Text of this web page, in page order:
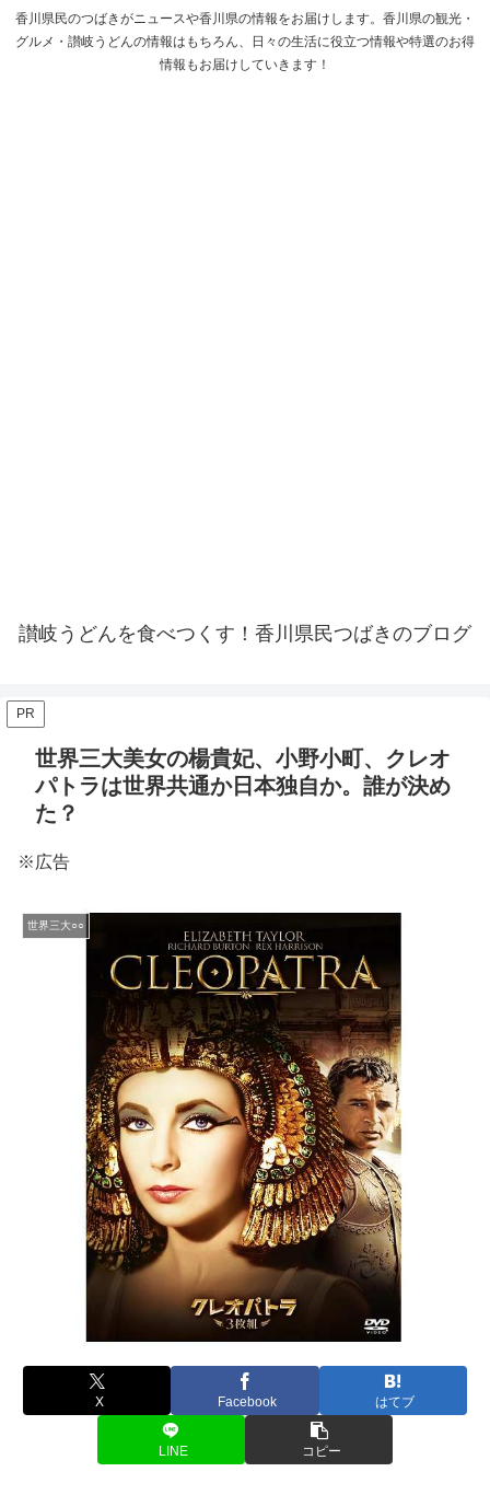
香川県民のつばきがニュースや香川県の情報をお届けします。香川県の観光・
グルメ・讃岐うどんの情報はもちろん、日々の生活に役立つ情報や特選のお得
情報もお届けしていきます！
讃岐うどんを食べつくす！香川県民つばきのブログ
PR
世界三大美女の楊貴妃、小野小町、クレオ
パトラは世界共通か日本独自か。誰が決め
た？
※広告
世界三大○○
X Facebook はてブ
LINE コピー